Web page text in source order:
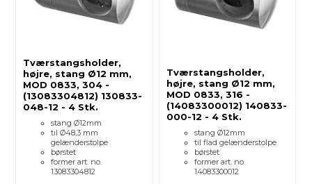
Tværstangsholder,
højre, stang Ø12 mm,
MOD 0833, 304 -
(13083304812) 130833-
048-12 - 4 Stk.
stang Ø12mm
til Ø48,3 mm
gelænderstolpe
børstet
former art. no.
13083304812
Tværstangsholder,
højre, stang Ø12 mm,
MOD 0833, 316 -
(14083300012) 140833-
000-12 - 4 Stk.
stang Ø12mm
til flad gelænderstolpe
børstet
former art. no.
14083300012